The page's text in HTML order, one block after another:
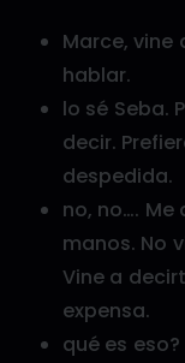
Marce, vine
hablar.
lo sé Seba.
decir.
despedida.
no, no….
manos. No
Vine a
expensa.
qué es